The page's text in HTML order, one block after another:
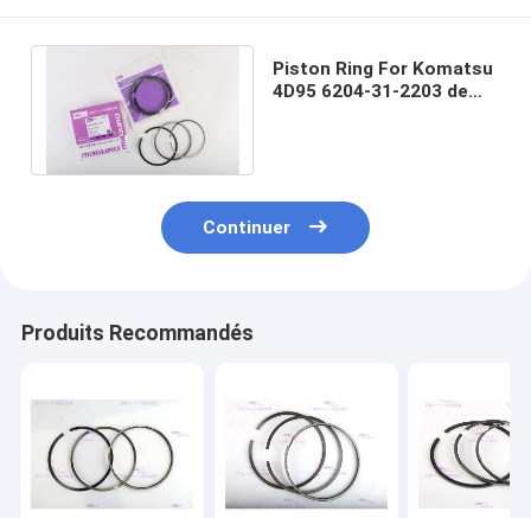
Piston Ring For Komatsu
4D95 6204-31-2203 de
Continuer
Produits Recommandés